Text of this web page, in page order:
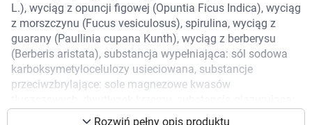
Korzystamy z plików cookies w celu
preferencji. Więcej informacji znajdziesz w
L.), wyciąg z opuncji figowej (Opuntia Ficus Indica), wyciąg
z morszczynu (Fucus vesiculosus), spirulina, wyciąg z
guarany (Paullinia cupana Kunth), wyciąg z berberysu
(Berberis aristata), substancja wypełniająca: sól sodowa
karboksymetylocelulozy usieciowana, substancje
przeciwzbrylające: sole magnezowe kwasów
sorbitole; chlorowodorek pirydoksyny, cyjanokobalamina,
Rozwiń pełny opis produktu